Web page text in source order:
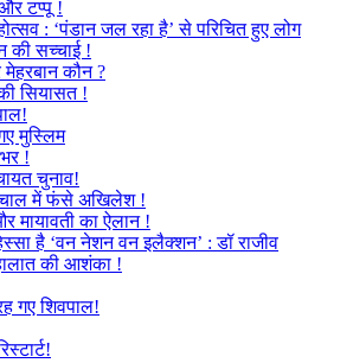
टप्पू !
: ‘पंडान जल रहा है’ से परिचित हुए लोग
की सच्चाई !
मेहरबान कौन ?
सियासत !
मुस्लिम
!
चुनाव!
चाल में फंसे अखिलेश !
मायावती का ऐलान !
है ‘वन नेशन वन इलैक्शन’ : डॉ राजीव
की आशंका !
गए शिवपाल!